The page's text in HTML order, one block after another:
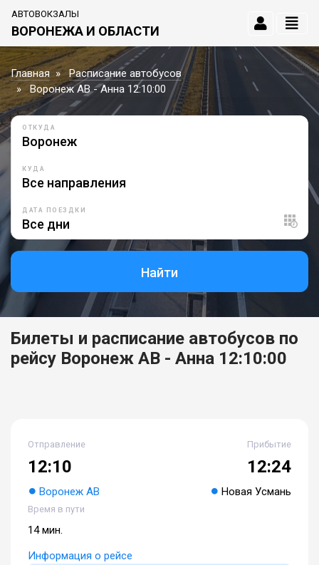
АВТОВОКЗАЛЫ
ВОРОНЕЖА И ОБЛАСТИ
Главная
Расписание автобусов
Воронеж АВ - Анна 12:10:00
ОТКУДА
КУДА
ДАТА ПОЕЗДКИ
Найти
Билеты и расписание автобусов по
рейсу Воронеж АВ - Анна 12:10:00
Отправление
12:10
Воронеж АВ
Прибытие
12:24
Новая Усмань
Время в пути
14 мин.
Информация о рейсе